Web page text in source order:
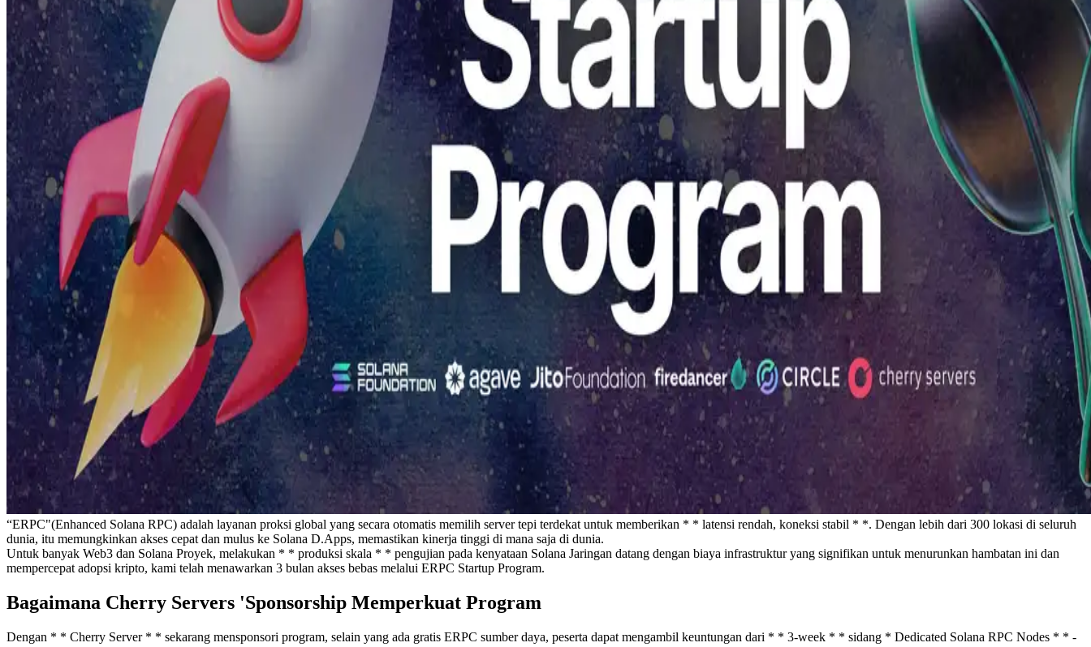
“ERPC"(Enhanced Solana RPC) adalah layanan proksi global yang secara otomatis memilih server tepi terdekat untuk memberikan * * latensi rendah, koneksi stabil * *. Dengan lebih dari 300 lokasi di seluruh
dunia, itu memungkinkan akses cepat dan mulus ke Solana D.Apps, memastikan kinerja tinggi di mana saja di dunia.
Untuk banyak Web3 dan Solana Proyek, melakukan * * produksi skala * * pengujian pada kenyataan Solana Jaringan datang dengan biaya infrastruktur yang signifikan untuk menurunkan hambatan ini dan
mempercepat adopsi kripto, kami telah menawarkan 3 bulan akses bebas melalui ERPC Startup Program.
Bagaimana Cherry Servers 'Sponsorship Memperkuat Program
Dengan * * Cherry Server * * sekarang mensponsori program, selain yang ada gratis ERPC sumber daya, peserta dapat mengambil keuntungan dari * * 3-week * * sidang * Dedicated Solana RPC Nodes * * -